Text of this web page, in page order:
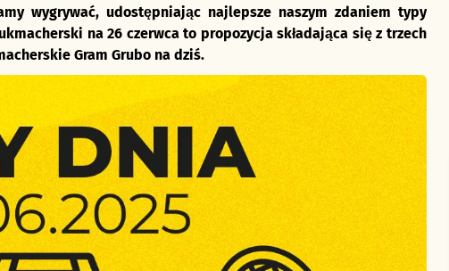
wygrywać, udostępniając najlepsze naszym zdaniem typy
na 26 czerwca to propozycja składająca się z trzech
Gram Grubo na dziś.